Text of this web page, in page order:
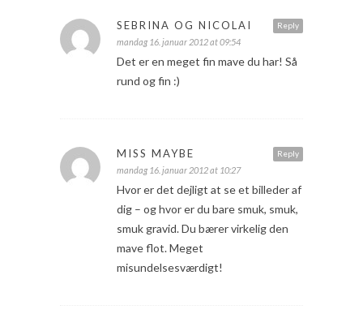
Reply
SEBRINA OG NICOLAI
mandag 16. januar 2012 at 09:54
Det er en meget fin mave du har! Så
rund og fin :)
Reply
MISS MAYBE
mandag 16. januar 2012 at 10:27
Hvor er det dejligt at se et billeder af
dig – og hvor er du bare smuk, smuk,
smuk gravid. Du bærer virkelig den
mave flot. Meget
misundelsesværdigt!